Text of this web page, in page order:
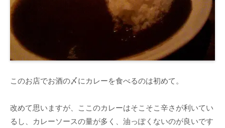
このお店でお酒の〆にカレーを食べるのは初めて。
改めて思いますが、ここのカレーはそこそこ辛さが利いてい
るし、カレーソースの量が多く、油っぽくないのが良いです